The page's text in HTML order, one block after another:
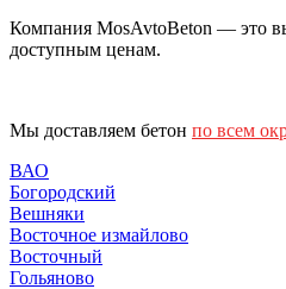
Компания MosAvtoBeton — это
доступным ценам.
Мы доставляем бетон по всем
ВАО
Богородский
Вешняки
Восточное измайлово
Восточный
Гольяново